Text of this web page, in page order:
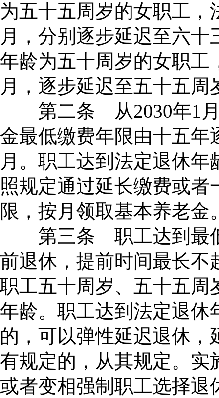
为五十五周岁的女职工
月，分别逐步延迟至六
年龄为五十周岁的女职工
月，逐步延迟至五十五
第二条 从2030年1月1
金最低缴费年限由十五年
月。职工达到法定退休
照规定通过延长缴费或
限，按月领取基本养老金
第三条 职工达到最低
前退休，提前时间最长不
职工五十周岁、五十五周
年龄。职工达到法定退休
的，可以弹性延迟退休
有规定的，从其规定。实
或者变相强制职工选择退